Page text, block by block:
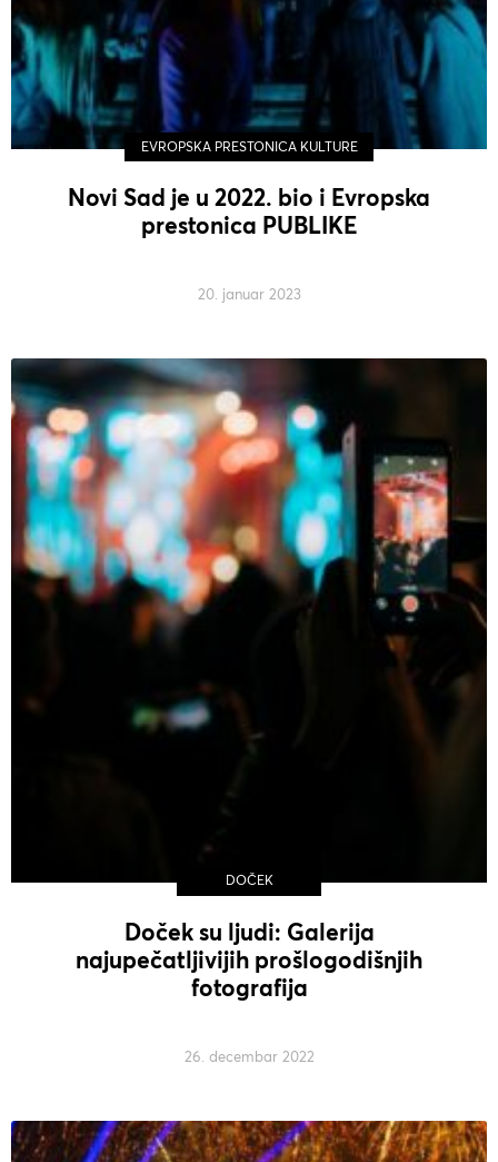
EVROPSKA PRESTONICA KULTURE
Novi Sad je u 2022. bio i Evropska
prestonica PUBLIKE
20. januar 2023
DOČEK
Doček su ljudi: Galerija
najupečatljivijih prošlogodišnjih
fotografija
26. decembar 2022